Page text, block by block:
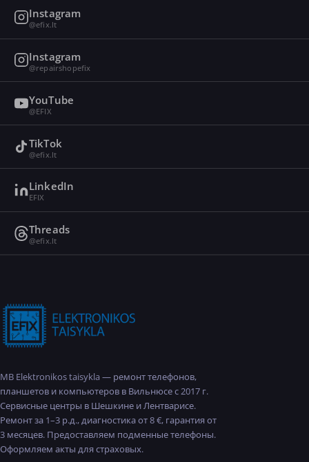
Instagram
@efix.lt
Instagram
@repairshopefix
YouTube
@EFIX
TikTok
@efix.lt
LinkedIn
EFIX
Threads
@efix.lt
MB Elektronikos taisykla — ремонт телефонов,
планшетов и компьютеров в Вильнюсе с 2017 г.
Сервисные центры в Шешкине и Лентварисе.
Ремонт за 1–3 р.д., диагностика от 8 €, гарантия от
3 месяцев. Предоставляем подменные телефоны.
Оформляем акты для страховых.